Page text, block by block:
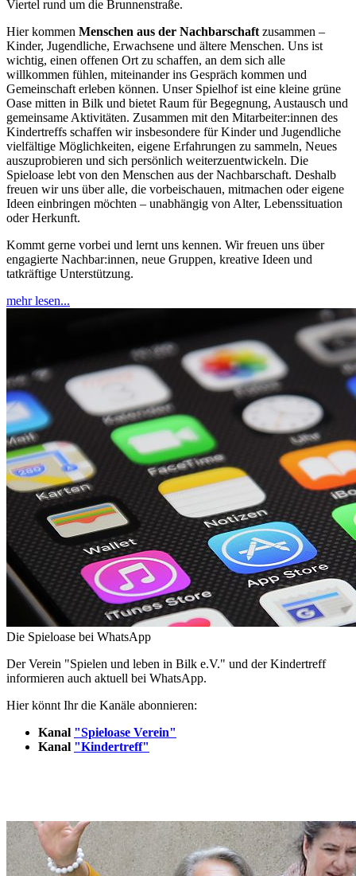
Viertel rund um die Brunnenstraße.
Hier kommen Menschen aus der Nachbarschaft zusammen –
Kinder, Jugendliche, Erwachsene und ältere Menschen. Uns ist
wichtig, einen offenen Ort zu schaffen, an dem sich alle
willkommen fühlen, miteinander ins Gespräch kommen und
Gemeinschaft erleben können. Unser Spielhof ist eine kleine grüne
Oase mitten in Bilk und bietet Raum für Begegnung, Austausch und
gemeinsame Aktivitäten. Zusammen mit den Mitarbeiter:innen des
Kindertreffs schaffen wir insbesondere für Kinder und Jugendliche
vielfältige Möglichkeiten, eigene Erfahrungen zu sammeln, Neues
auszuprobieren und sich persönlich weiterzuentwickeln. Die
Spieloase lebt von den Menschen aus der Nachbarschaft. Deshalb
freuen wir uns über alle, die vorbeischauen, mitmachen oder eigene
Ideen einbringen möchten – unabhängig von Alter, Lebenssituation
oder Herkunft.
Kommt gerne vorbei und lernt uns kennen. Wir freuen uns über
engagierte Nachbar:innen, neue Gruppen, kreative Ideen und
tatkräftige Unterstützung.
mehr lesen...
Die Spieloase bei WhatsApp
Der Verein "Spielen und leben in Bilk e.V." und der Kindertreff
informieren auch aktuell bei WhatsApp.
Hier könnt Ihr die Kanäle abonnieren:
Kanal "Spieloase Verein"
Kanal "Kindertreff"